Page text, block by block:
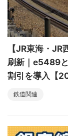
【JR東海・
刷新｜e5489
割引を導入【
鉄道関連